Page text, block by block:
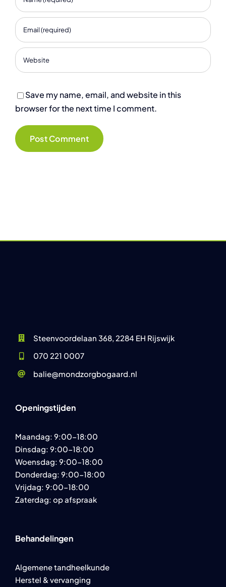
Save my name, email, and website in this
browser for the next time I comment.
Steenvoordelaan 368, 2284 EH Rijswijk
070 221 0007
balie@mondzorgbogaard.nl
Openingstijden
Maandag: 9:00-18:00
Dinsdag: 9:00-18:00
Woensdag: 9:00-18:00
Donderdag: 9:00-18:00
Vrijdag: 9:00-18:00
Zaterdag: op afspraak
Behandelingen
Algemene tandheelkunde
Herstel & vervanging